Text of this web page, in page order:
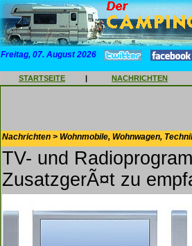
Freitag, 07. August 2026
STARTSEITE | NACHRICHTEN
Nachrichten > Wohnmobile, Wohnwagen,
TV- und
ZusatzgerÃ¤t zu